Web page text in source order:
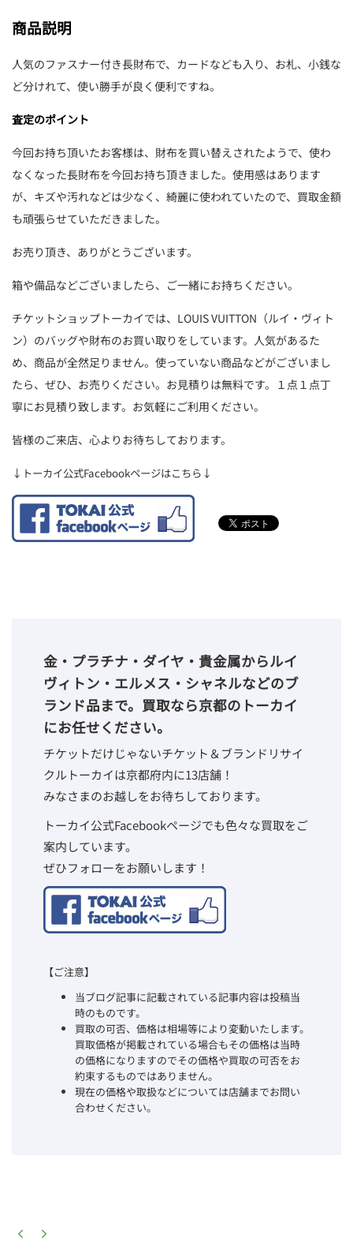
商品説明
人気のファスナー付き長財布で、カードなども入り、お札、小銭な
ど分けれて、使い勝手が良く便利ですね。
査定のポイント
今回お持ち頂いたお客様は、財布を買い替えされたようで、使わ
なくなった長財布を今回お持ち頂きました。使用感はあります
が、キズや汚れなどは少なく、綺麗に使われていたので、買取金額
も頑張らせていただきました。
お売り頂き、ありがとうございます。
箱や備品などございましたら、ご一緒にお持ちください。
チケットショップトーカイでは、LOUIS VUITTON（ルイ・ヴィト
ン）のバッグや財布のお買い取りをしています。人気があるた
め、商品が全然足りません。使っていない商品などがございまし
たら、ぜひ、お売りください。お見積りは無料です。１点１点丁
寧にお見積り致します。お気軽にご利用ください。
皆様のご来店、心よりお待ちしております。
↓トーカイ公式Facebookページはこちら↓
金・プラチナ・ダイヤ・貴金属からルイ
ヴィトン・エルメス・シャネルなどのブ
ランド品まで。買取なら京都のトーカイ
にお任せください。
チケットだけじゃないチケット＆ブランドリサイ
クルトーカイは京都府内に13店舗！
みなさまのお越しをお待ちしております。
トーカイ公式Facebookページでも色々な買取をご
案内しています。
ぜひフォローをお願いします！
【ご注意】
当ブログ記事に記載されている記事内容は投稿当
時のものです。
買取の可否、価格は相場等により変動いたします。
買取価格が掲載されている場合もその価格は当時
の価格になりますのでその価格や買取の可否をお
約束するものではありません。
現在の価格や取扱などについては店舗までお問い
合わせください。